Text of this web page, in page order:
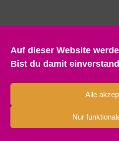
Auf dieser Website
Bist du damit
Alle
Nur